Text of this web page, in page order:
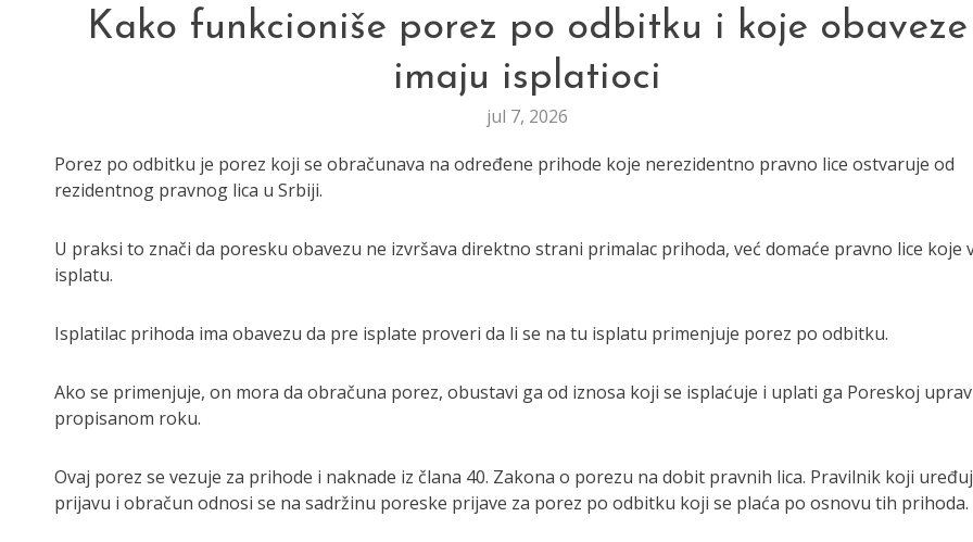
Kako funkcioniše porez po odbitku i koje obaveze
imaju isplatioci
jul 7, 2026
Porez po odbitku je porez koji se obračunava na određene prihode koje nerezidentno pravno lice ostvaruje od
rezidentnog pravnog lica u Srbiji.
U praksi to znači da poresku obavezu ne izvršava direktno strani primalac prihoda, već domaće pravno lice koje
isplatu.
Isplatilac prihoda ima obavezu da pre isplate proveri da li se na tu isplatu primenjuje porez po odbitku.
Ako se primenjuje, on mora da obračuna porez, obustavi ga od iznosa koji se isplaćuje i uplati ga Poreskoj
propisanom roku.
Ovaj porez se vezuje za prihode i naknade iz člana 40. Zakona o porezu na dobit pravnih lica. Pravilnik koji
prijavu i obračun odnosi se na sadržinu poreske prijave za porez po odbitku koji se plaća po osnovu tih prihoda.